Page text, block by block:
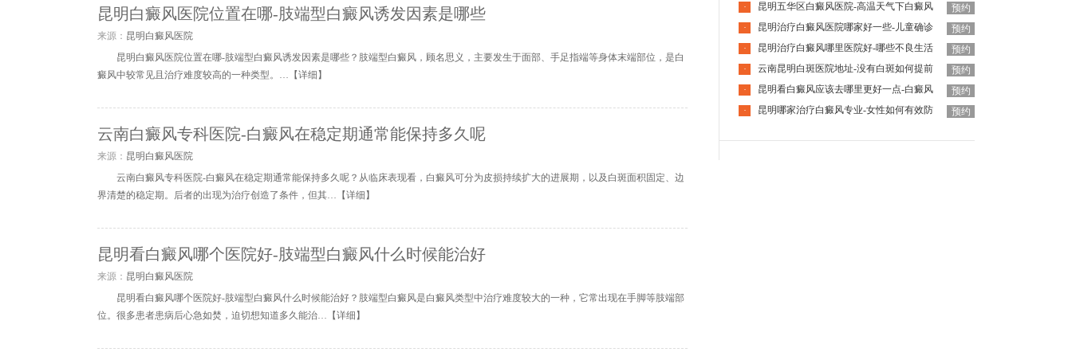
昆明白癜风医院位置在哪-肢端型白癜风诱发因素是哪些
来源： 昆明白癜风医院
昆明白癜风医院位置在哪-肢端型白癜风诱发因素是哪些？肢端型白癜风，顾名思义，主要发生于面部、手足指端等身体末端部位，是白
癜风中较常见且治疗难度较高的一种类型。…【详细 】
云南白癜风专科医院-白癜风在稳定期通常能保持多久呢
来源： 昆明白癜风医院
云南白癜风专科医院-白癜风在稳定期通常能保持多久呢？从临床表现看，白癜风可分为皮损持续扩大的进展期，以及白斑面积固定、边
界清楚的稳定期。后者的出现为治疗创造了条件，但其…【详细 】
昆明看白癜风哪个医院好-肢端型白癜风什么时候能治好
来源： 昆明白癜风医院
昆明看白癜风哪个医院好-肢端型白癜风什么时候能治好？肢端型白癜风是白癜风类型中治疗难度较大的一种，它常出现在手脚等肢端部
位。很多患者患病后心急如焚，迫切想知道多久能治…【详细 】
·
昆明五华区白癜风医院-高温天气下白癜风
预约
·
昆明治疗白癜风医院哪家好一些-儿童确诊
预约
·
昆明治疗白癜风哪里医院好-哪些不良生活
预约
·
云南昆明白斑医院地址-没有白斑如何提前
预约
·
昆明看白癜风应该去哪里更好一点-白癜风
预约
·
昆明哪家治疗白癜风专业-女性如何有效防 预约